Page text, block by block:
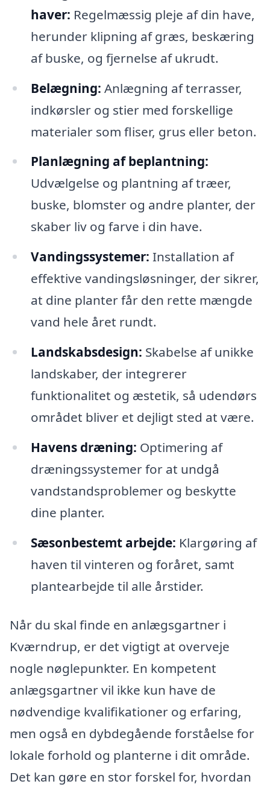
haver: Regelmæssig pleje af din have,
herunder klipning af græs, beskæring
af buske, og fjernelse af ukrudt.
Belægning: Anlægning af terrasser,
indkørsler og stier med forskellige
materialer som fliser, grus eller beton.
Planlægning af beplantning:
Udvælgelse og plantning af træer,
buske, blomster og andre planter, der
skaber liv og farve i din have.
Vandingssystemer: Installation af
effektive vandingsløsninger, der sikrer,
at dine planter får den rette mængde
vand hele året rundt.
Landskabsdesign: Skabelse af unikke
landskaber, der integrerer
funktionalitet og æstetik, så udendørs
området bliver et dejligt sted at være.
Havens dræning: Optimering af
dræningssystemer for at undgå
vandstandsproblemer og beskytte
dine planter.
Sæsonbestemt arbejde: Klargøring af
haven til vinteren og foråret, samt
plantearbejde til alle årstider.
Når du skal finde en anlægsgartner i
Kværndrup, er det vigtigt at overveje
nogle nøglepunkter. En kompetent
anlægsgartner vil ikke kun have de
nødvendige kvalifikationer og erfaring,
men også en dybdegående forståelse for
lokale forhold og planterne i dit område.
Det kan gøre en stor forskel for, hvordan